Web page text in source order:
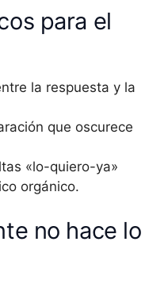
para el
la respuesta y la
que oscurece
«lo-quiero-ya»
orgánico.
no hace lo